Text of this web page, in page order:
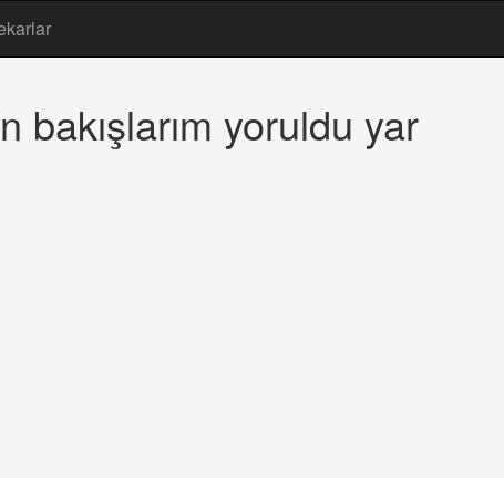
bakışlarım yoruldu yar